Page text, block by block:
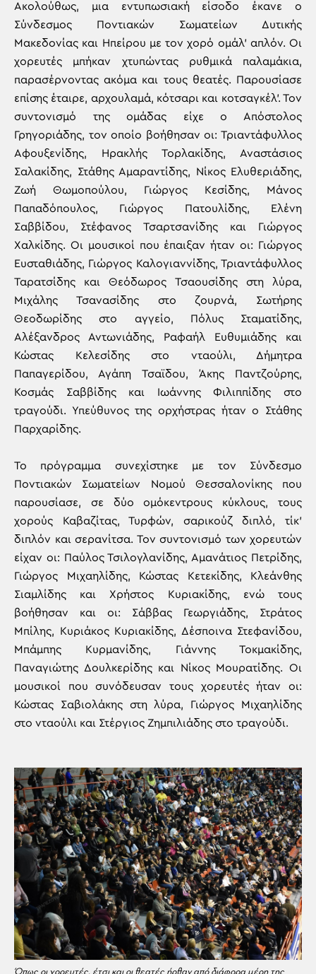
Ακολούθως, μια εντυπωσιακή είσοδο έκανε ο
Σύνδεσμος Ποντιακών Σωματείων Δυτικής
Μακεδονίας και Ηπείρου με τον χορό ομάλ’ απλόν. Οι
χορευτές μπήκαν χτυπώντας ρυθμικά παλαμάκια,
παρασέρνοντας ακόμα και τους θεατές. Παρουσίασε
επίσης έταιρε, αρχουλαμά, κότσαρι και κοτσαγκέλ’. Τον
συντονισμό της ομάδας είχε ο Απόστολος
Γρηγοριάδης, τον οποίο βοήθησαν οι: Τριαντάφυλλος
Αφουξενίδης, Ηρακλής Τορλακίδης, Αναστάσιος
Σαλακίδης, Στάθης Αμαραντίδης, Νίκος Ελυθεριάδης,
Ζωή Θωμοπούλου, Γιώργος Κεσίδης, Μάνος
Παπαδόπουλος, Γιώργος Πατουλίδης, Ελένη
Σαββίδου, Στέφανος Τσαρτσανίδης και Γιώργος
Χαλκίδης. Οι μουσικοί που έπαιξαν ήταν οι: Γιώργος
Ευσταθιάδης, Γιώργος Καλογιαννίδης, Τριαντάφυλλος
Ταρατσίδης και Θεόδωρος Τσαουσίδης στη λύρα,
Μιχάλης Τσανασίδης στο ζουρνά, Σωτήρης
Θεοδωρίδης στο αγγείο, Πόλυς Σταματίδης,
Αλέξανδρος Αντωνιάδης, Ραφαήλ Ευθυμιάδης και
Κώστας Κελεσίδης στο νταούλι, Δήμητρα
Παπαγερίδου, Αγάπη Τσαϊδου, Άκης Παντζούρης,
Κοσμάς Σαββίδης και Ιωάννης Φιλιππίδης στο
τραγούδι. Υπεύθυνος της ορχήστρας ήταν ο Στάθης
Παρχαρίδης.
Το πρόγραμμα συνεχίστηκε με τον Σύνδεσμο
Ποντιακών Σωματείων Νομού Θεσσαλονίκης που
παρουσίασε, σε δύο ομόκεντρους κύκλους, τους
χορούς Καβαζίτας, Τυρφών, σαρικούζ διπλό, τίκ’
διπλόν και σερανίτσα. Τον συντονισμό των χορευτών
είχαν οι: Παύλος Τσιλογλανίδης, Αμανάτιος Πετρίδης,
Γιώργος Μιχαηλίδης, Κώστας Κετεκίδης, Κλεάνθης
Σιαμλίδης και Χρήστος Κυριακίδης, ενώ τους
βοήθησαν και οι: Σάββας Γεωργιάδης, Στράτος
Μπίλης, Κυριάκος Κυριακίδης, Δέσποινα Στεφανίδου,
Μπάμπης Κυρμανίδης, Γιάννης Τοκμακίδης,
Παναγιώτης Δουλκερίδης και Νίκος Μουρατίδης. Οι
μουσικοί που συνόδευσαν τους χορευτές ήταν οι:
Κώστας Σαβιολάκης στη λύρα, Γιώργος Μιχαηλίδης
στο νταούλι και Στέργιος Ζημπιλιάδης στο τραγούδι.
Όπως οι χορευτές, έτσι και οι θεατές ήρθαν από διάφορα μέρη της